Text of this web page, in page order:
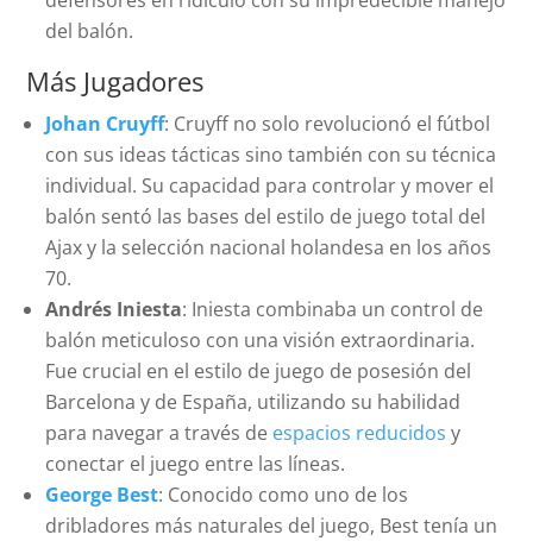
del balón.
Más Jugadores
Johan Cruyff: Cruyff no solo revolucionó el fútbol
con sus ideas tácticas sino también con su técnica
individual. Su capacidad para controlar y mover el
balón sentó las bases del estilo de juego total del
Ajax y la selección nacional holandesa en los años
70.
Andrés Iniesta: Iniesta combinaba un control de
balón meticuloso con una visión extraordinaria.
Fue crucial en el estilo de juego de posesión del
Barcelona y de España, utilizando su habilidad
para navegar a través de espacios reducidos y
conectar el juego entre las líneas.
George Best: Conocido como uno de los
dribladores más naturales del juego, Best tenía un